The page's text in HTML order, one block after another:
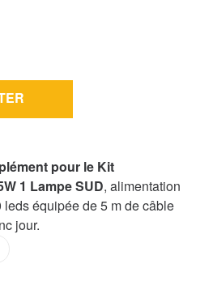
pour le Kit
1 Lampe SUD, alimentation
équipée de 5 m de câble
jour.